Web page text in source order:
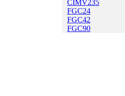
CIMV235
FGC24
FGC42
FGC90